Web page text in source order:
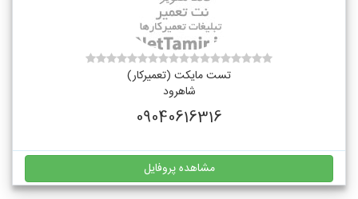
تست مایکت (تعمیرکار)
شاهرود
09040616316
مشاهده پروفایل